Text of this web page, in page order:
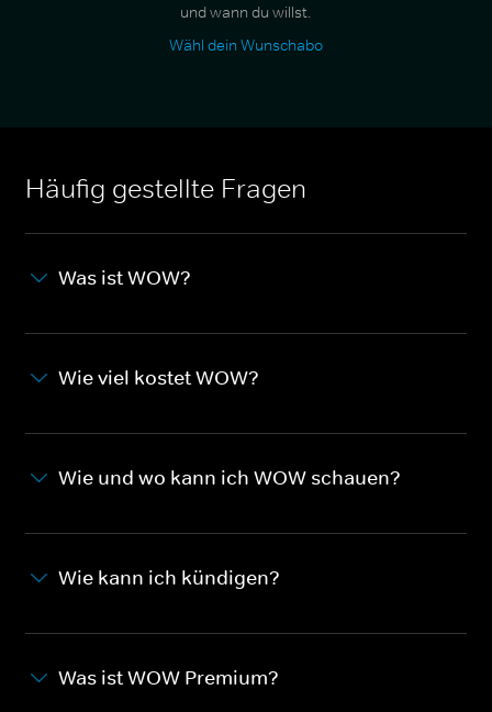
und wann du willst.
Wähl dein Wunschabo
Häufig gestellte Fragen
Was ist WOW?
Wie viel kostet WOW?
Wie und wo kann ich WOW schauen?
Wie kann ich kündigen?
Was ist WOW Premium?